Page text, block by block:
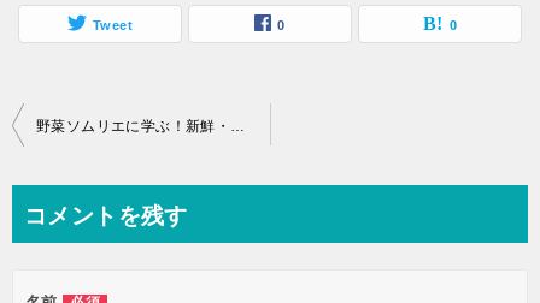
Tweet 0 0
投
ビ
野菜ソムリエに学ぶ！新鮮・美味しい野菜の選び方とは？
コメントを残す